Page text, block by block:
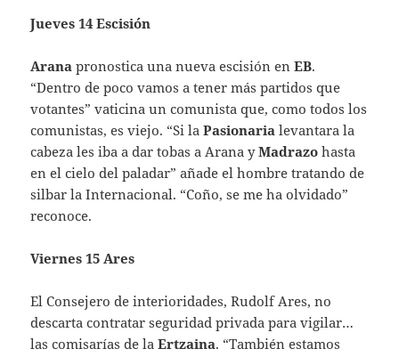
Jueves 14 Escisión
Arana pronostica una nueva escisión enEB.
“Dentro de poco vamos a tener más partidos que
votantes” vaticina un comunista que, como todos los
comunistas, es viejo. “Si laPasionaria levantara la
cabeza les iba a dar tobas a Arana yMadrazo hasta
en el cielo del paladar” añade el hombre tratando de
silbar la Internacional. “Coño, se me ha olvidado”
reconoce.
Viernes 15 Ares
El Consejero de interioridades, Rudolf Ares, no
descarta contratar seguridad privada para vigilar…
las comisarías de laErtzaina. “También estamos